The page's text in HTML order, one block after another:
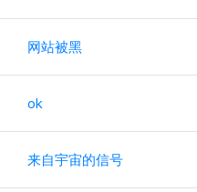
网站被黑
ok
来自宇宙的信号